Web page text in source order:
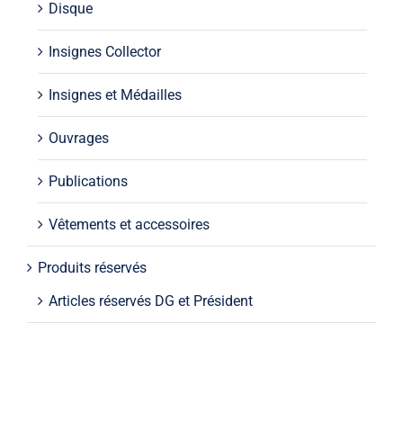
Disque
Insignes Collector
Insignes et Médailles
Ouvrages
Publications
Vêtements et accessoires
Produits réservés
Articles réservés DG et Président